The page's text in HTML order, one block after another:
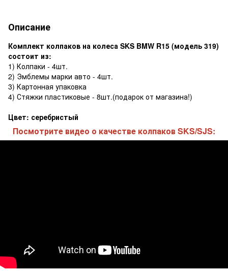
Описание
Комплект колпаков на колеса SKS BMW R15 (модель 319)
состоит из:
1) Колпаки - 4шт.
2) Эмблемы марки авто - 4шт.
3) Картонная упаковка
4) Стяжки пластиковые - 8шт.(подарок от магазина!)
Цвет: серебристый
Посмотрите видео о качестве колпаков SKS/SJS: